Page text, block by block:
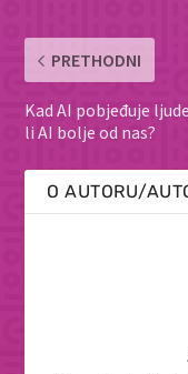
PRETHODNI
Kad AI pobjeđuje
li AI bolje od nas?
O AUTORU/